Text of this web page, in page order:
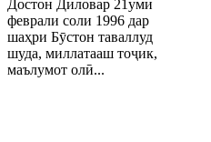
Достон Диловар 21уми
феврали соли 1996 дар
шаҳри Бӯстон таваллуд
шуда, миллатааш тоҷик,
маълумот олӣ...